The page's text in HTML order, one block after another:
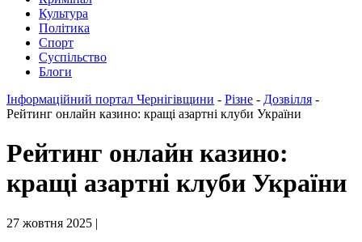
Культура
Політика
Спорт
Суспільство
Блоги
Інформаційний портал Чернігівщини - Різне - Дозвілля -
Рейтинг онлайн казино: кращі азартні клуби України
Рейтинг онлайн казино:
кращі азартні клуби України
27 жовтня 2025 |